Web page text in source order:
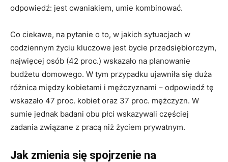
odpowiedź: jest cwaniakiem, umie kombinować.
Co ciekawe, na pytanie o to, w jakich sytuacjach w
codziennym życiu kluczowe jest bycie przedsiębiorczym,
najwięcej osób (42 proc.) wskazało na planowanie
budżetu domowego. W tym przypadku ujawniła się duża
różnica między kobietami i mężczyznami – odpowiedź tę
wskazało 47 proc. kobiet oraz 37 proc. mężczyzn. W
sumie jednak badani obu płci wskazywali częściej
zadania związane z pracą niż życiem prywatnym.
Jak zmienia się spojrzenie na